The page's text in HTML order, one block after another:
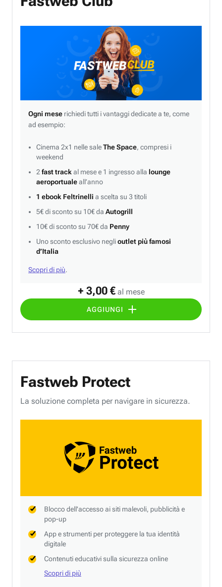
+ 3,00 € al mese
AGGIUNGI
Ogni mese richiedi tutti i vantaggi dedicate a te, come
ad esempio:
Cinema 2x1 nelle saleThe Space, compresi i
weekend
2 fast track al mese e 1 ingresso alla lounge
aeroportualeall’anno
1 ebook Feltrinelli a scelta su 3 titoli
5€ di sconto su 10€ da Autogrill
10€ di sconto su 70€ da Penny
Uno sconto esclusivo neglioutlet più famosi
d’Italia
Scopri di più.
Fastweb Protect
La soluzione completa per navigare in sicurezza.
Blocco dell'accesso ai siti malevoli, pubblicità e
pop-up
App e strumenti per proteggere la tua identità
digitale
Contenuti educativi sulla sicurezza online
Scopri di più